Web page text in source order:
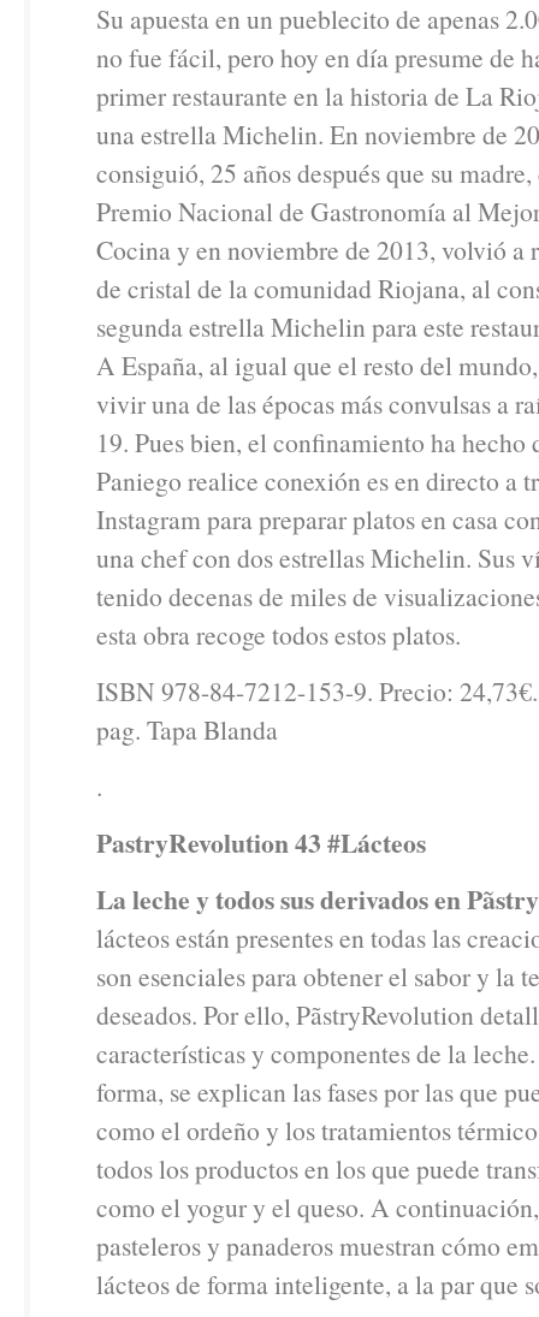
Su apuesta en un pueblecito de apenas
no fue fácil, pero hoy en día presume de
primer restaurante en la historia de La
una estrella Michelin. En noviembre de
consiguió, 25 años después que su
Premio Nacional de Gastronomía al
Cocina y en noviembre de 2013, volvió a
de cristal de la comunidad Riojana, al
segunda estrella Michelin para este
A España, al igual que el resto del
vivir una de las épocas más convulsas a
19. Pues bien, el confinamiento ha hecho
Paniego realice conexión es en directo a
Instagram para preparar platos en casa
una chef con dos estrellas Michelin. Sus
tenido decenas de miles de
esta obra recoge todos estos platos.
ISBN 978-84-7212-153-9. Precio:
pag. Tapa Blanda
.
PastryRevolution 43 #Lácteos
La leche y todos sus derivados en
lácteos están presentes en todas las
son esenciales para obtener el sabor y la
deseados. Por ello, PãstryRevolution
características y componentes de la
forma, se explican las fases por las que
como el ordeño y los tratamientos
todos los productos en los que puede
como el yogur y el queso. A
pasteleros y panaderos muestran cómo
lácteos de forma inteligente, a la par que